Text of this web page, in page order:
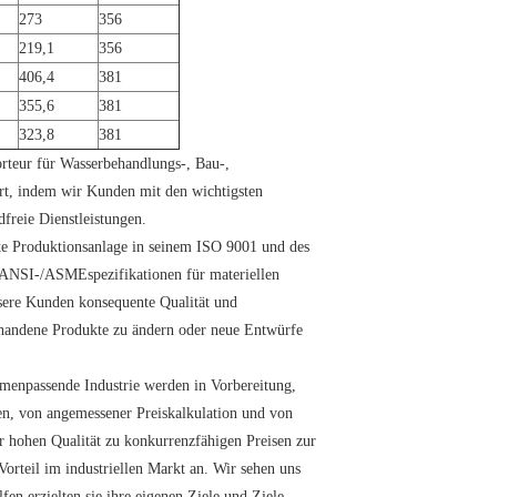
273
356
219,1
356
406,4
381
355,6
381
323,8
381
für Wasserbehandlungs-, Bau-,
indem wir Kunden mit den wichtigsten
Dienstleistungen.
Produktionsanlage in seinem ISO 9001 und des
ASMEspezifikationen für materiellen
Kunden konsequente Qualität und
Produkte zu ändern oder neue Entwürfe
Industrie werden in Vorbereitung,
von angemessener Preiskalkulation und von
Qualität zu konkurrenzfähigen Preisen zur
im industriellen Markt an. Wir sehen uns